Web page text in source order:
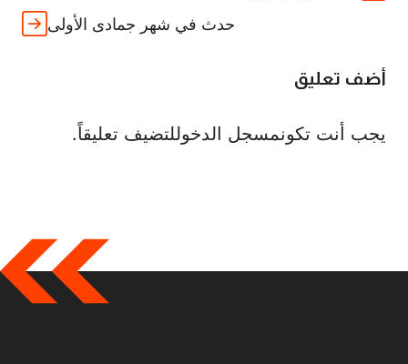
حدث في شهر جمادى الأولى
أضف تعليق
يجب أنت تكونمسجل الدخوللتضيف تعليقاً.